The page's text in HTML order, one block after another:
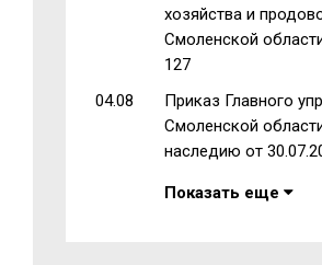
хозяйства и
Смоленской
127
04.08
Приказ Главного
Смоленской
наследию от
Показать еще